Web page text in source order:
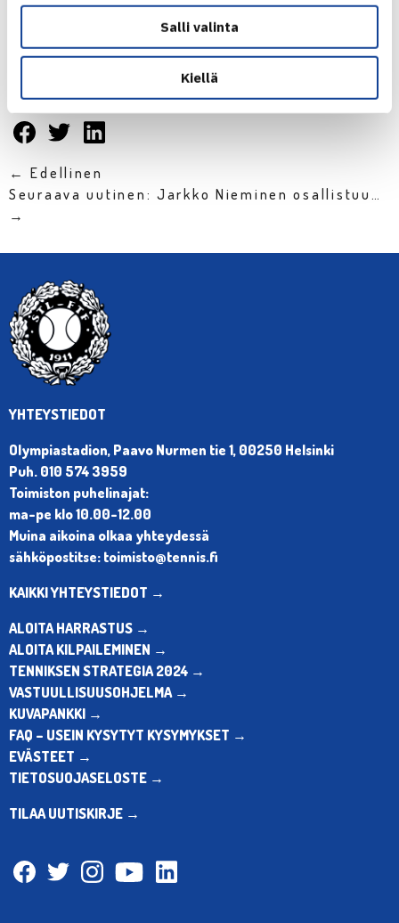
Salli valinta
Kiellä
säännöt:https://www.tennis.fi/kilpailut/tennisliiga+ja+sarja
tennis/harrasteliiga+ulkopelikaudella/
← Edellinen
Seuraava uutinen: Jarkko Nieminen osallistuu…
→
YHTEYSTIEDOT
Olympiastadion, Paavo Nurmen tie 1, 00250 Helsinki
Puh. 010 574 3959
Toimiston puhelinajat:
ma-pe klo 10.00-12.00
Muina aikoina olkaa yhteydessä
sähköpostitse: toimisto@tennis.fi
KAIKKI YHTEYSTIEDOT →
ALOITA HARRASTUS →
ALOITA KILPAILEMINEN →
TENNIKSEN STRATEGIA 2024 →
VASTUULLISUUSOHJELMA →
KUVAPANKKI →
FAQ – USEIN KYSYTYT KYSYMYKSET →
EVÄSTEET →
TIETOSUOJASELOSTE →
TILAA UUTISKIRJE →